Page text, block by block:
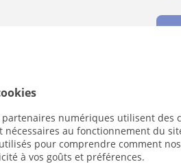
partenaires numériques utilisent des
nécessaires au fonctionnement du
pour comprendre comment
à vos goûts et préférences.